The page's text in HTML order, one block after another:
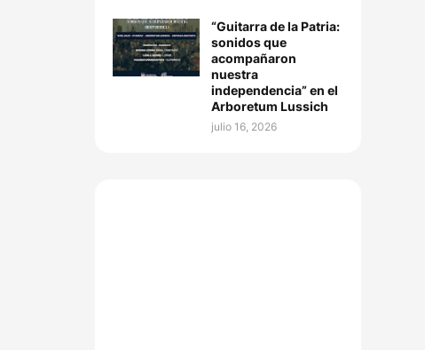
“Guitarra de la Patria:
sonidos que
acompañaron
nuestra
independencia” en el
Arboretum Lussich
julio 16, 2026